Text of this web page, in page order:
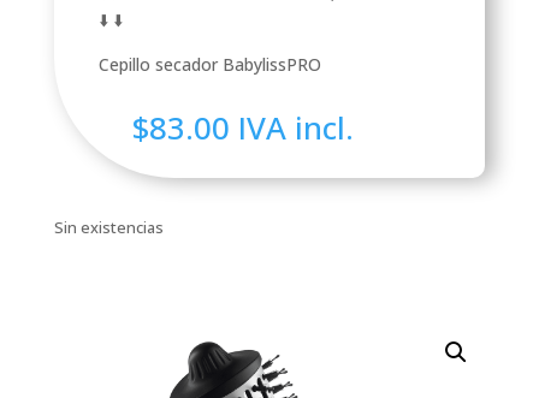
⬇️ ⬇️
Cepillo secador BabylissPRO
$83.00 IVA incl.
Sin existencias